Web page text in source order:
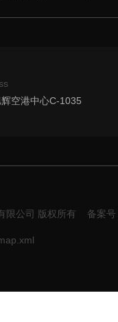
空港中心C-1035
限公司 版权所有 备案